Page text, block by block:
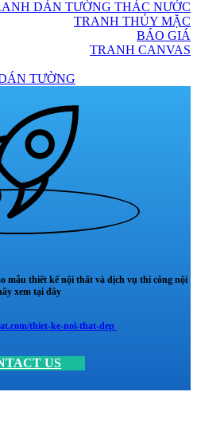
DÁN TƯỜNG THÁC NƯỚC
TRANH THỦY MẶC
BÁO GIÁ
TRANH CANVAS
TƯỜNG
mẫu thiết kế nội thất và dịch vụ thi công nội
xem tại đây
thiet-ke-noi-that-dep
US